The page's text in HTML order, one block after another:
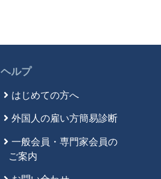
ヘルプ
はじめての方へ
外国人の雇い方簡易診断
一般会員・専門家会員の
ご案内